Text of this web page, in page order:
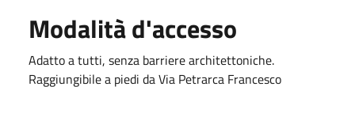
Modalità d'accesso
Adatto a tutti, senza barriere architettoniche.
Raggiungibile a piedi da Via Petrarca Francesco